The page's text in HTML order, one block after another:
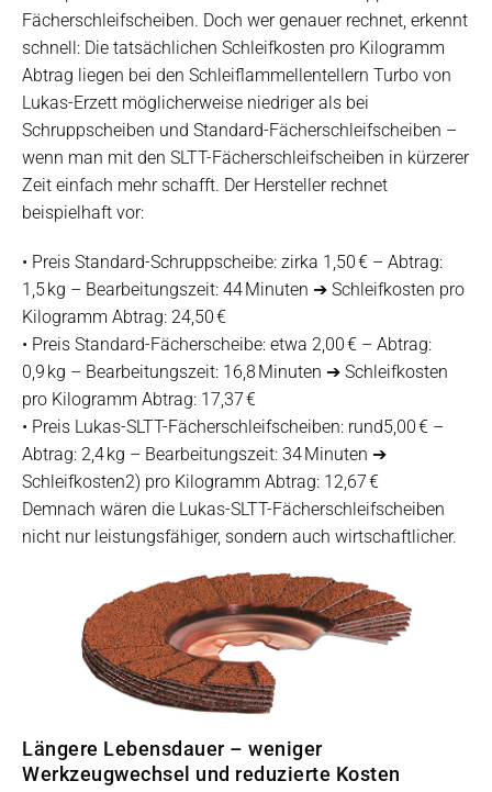
Fächerschleifscheiben. Doch wer genauer rechnet, erkennt
schnell: Die tatsächlichen Schleifkosten pro Kilogramm
Abtrag liegen bei den Schleiflammellentellern Turbo von
Lukas-Erzett möglicherweise niedriger als bei
Schruppscheiben und Standard-Fächerschleifscheiben –
wenn man mit den SLTT-Fächerschleifscheiben in kürzerer
Zeit einfach mehr schafft. Der Hersteller rechnet
beispielhaft vor:
• Preis Standard-Schruppscheibe: zirka 1,50 € – Abtrag:
1,5 kg – Bearbeitungszeit: 44 Minuten ➔ Schleifkosten pro
Kilogramm Abtrag: 24,50 €
• Preis Standard-Fächerscheibe: etwa 2,00 € – Abtrag:
0,9 kg – Bearbeitungszeit: 16,8 Minuten ➔ Schleifkosten
pro Kilogramm Abtrag: 17,37 €
• Preis Lukas-SLTT-Fächerschleifscheiben: rund5,00 € –
Abtrag: 2,4 kg – Bearbeitungszeit: 34 Minuten ➔
Schleifkosten2) pro Kilogramm Abtrag: 12,67 €
Demnach wären die Lukas-SLTT-Fächerschleifscheiben
nicht nur leistungsfähiger, sondern auch wirtschaftlicher.
Längere Lebensdauer – weniger
Werkzeugwechsel und reduzierte Kosten